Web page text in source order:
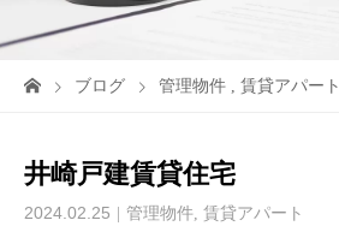
ブログ 管理物件 , 賃貸アパート
井崎戸建賃貸住宅
2024.02.25 管理物件, 賃貸アパート